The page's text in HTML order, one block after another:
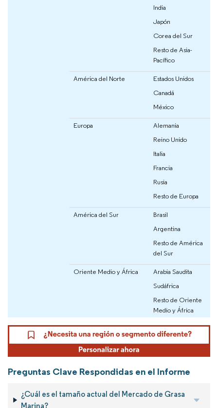
India
Japón
Corea del Sur
Resto de Asia-
Pacífico
América del Norte
Estados Unidos
Canadá
México
Europa
Alemania
Reino Unido
Italia
Francia
Rusia
Resto de Europa
América del Sur
Brasil
Argentina
Resto de América
del Sur
Oriente Medio y África
Arabia Saudita
Sudáfrica
Resto de Oriente
Medio y África
Preguntas Clave Respondidas en el Informe
¿Cuál es el tamaño actual del Mercado de Grasa
Marina?